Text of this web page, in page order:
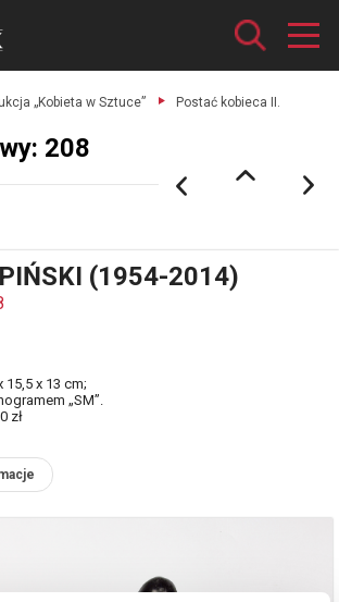
„Kobieta w Sztuce” Postać kobieca II.
208
(1954-2014)
x 13 cm;
„SM”.
zł